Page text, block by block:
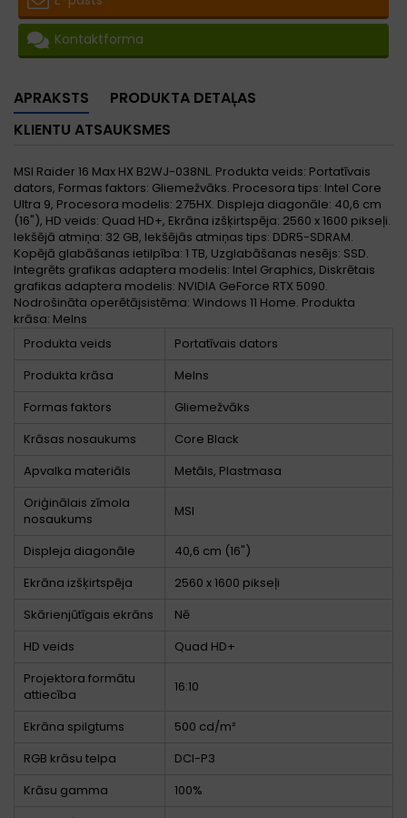
Kontaktforma
APRAKSTS
PRODUKTA DETAĻAS
KLIENTU ATSAUKSMES
MSI Raider 16 Max HX B2WJ-038NL. Produkta veids: Portatīvais
dators, Formas faktors: Gliemežvāks. Procesora tips: Intel Core
Ultra 9, Procesora modelis: 275HX. Displeja diagonāle: 40,6 cm
(16"), HD veids: Quad HD+, Ekrāna izšķirtspēja: 2560 x 1600 pikseļi.
Iekšējā atmiņa: 32 GB, Iekšējās atmiņas tips: DDR5-SDRAM.
Kopējā glabāšanas ietilpība: 1 TB, Uzglabāšanas nesējs: SSD.
Integrēts grafikas adaptera modelis: Intel Graphics, Diskrētais
grafikas adaptera modelis: NVIDIA GeForce RTX 5090.
Nodrošināta operētājsistēma: Windows 11 Home. Produkta
krāsa: Melns
Produkta veids
Portatīvais dators
Produkta krāsa
Melns
Formas faktors
Gliemežvāks
Krāsas nosaukums
Core Black
Apvalka materiāls
Metāls, Plastmasa
Oriģinālais zīmola
nosaukums
MSI
Displeja diagonāle
40,6 cm (16")
Ekrāna izšķirtspēja
2560 x 1600 pikseļi
Skārienjūtīgais ekrāns
Nē
HD veids
Quad HD+
Projektora formātu
attiecība
16:10
Ekrāna spilgtums
500 cd/m²
RGB krāsu telpa
DCI-P3
Krāsu gamma
100%